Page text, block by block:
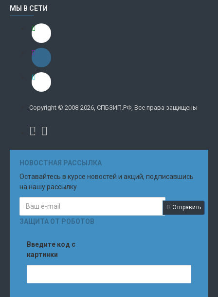
МЫ В СЕТИ
Copyright © 2008-2026, СПБЗИП.РФ, Все права защищены
НОВОСТНАЯ РАССЫЛКА
Оставайтесь в курсе новостей и акций, подписавшись
на нашу рассылку
Отправить
ЗАЩИТА ОТ РОБОТОВ
Введите код с
картинки